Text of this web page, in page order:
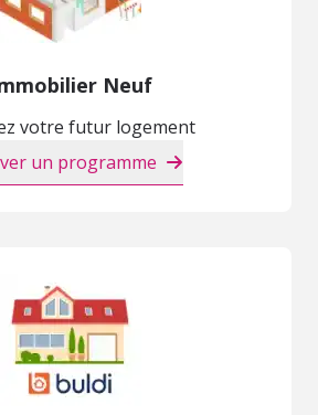
Neuf
votre futur logement
un programme